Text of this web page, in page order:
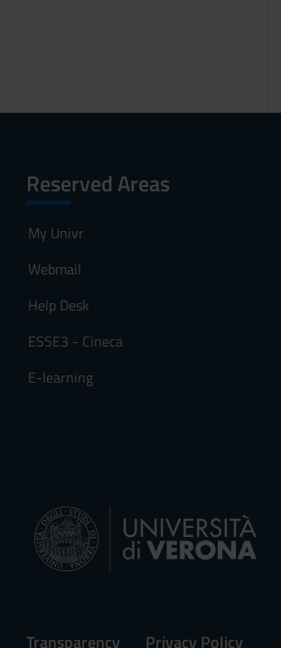
Reserved Areas
My Univr
Webmail
Help Desk
ESSE3 - Cineca
E-learning
Transparency Privacy Policy